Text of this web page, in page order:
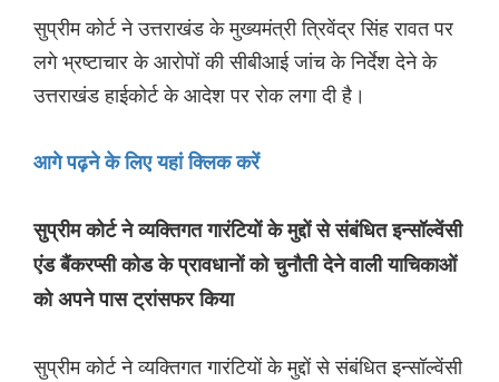
सुप्रीम कोर्ट ने उत्तराखंड के मुख्यमंत्री त्रिवेंद्र सिंह रावत पर
लगे भ्रष्टाचार के आरोपों की सीबीआई जांच के निर्देश देने के
उत्तराखंड हाईकोर्ट के आदेश पर रोक लगा दी है।
आगे पढ़ने के लिए यहां क्लिक करें
सुप्रीम कोर्ट ने व्यक्तिगत गारंटियों के मुद्दों से संबंधित इन्सॉल्वेंसी
एंड बैंकरप्सी कोड के प्रावधानों को चुनौती देने वाली याचिकाओं
को अपने पास ट्रांसफर किया
सुप्रीम कोर्ट ने व्यक्तिगत गारंटियों के मुद्दों से संबंधित इन्सॉल्वेंसी